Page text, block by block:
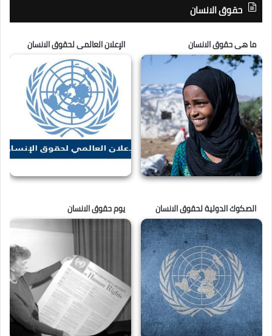
حقوق الانسان
ما هى حقوق الانسان الإعلان العالمى لحقوق الانسان
الصكوك الدولية لحقوق الانسان يوم حقوق الانسان